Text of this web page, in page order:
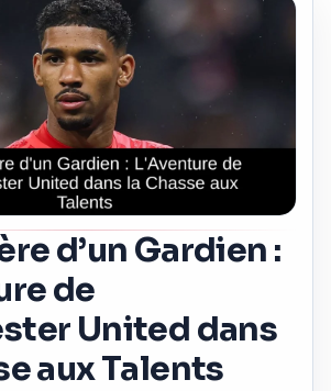
d’un Gardien :
de
United dans
aux Talents